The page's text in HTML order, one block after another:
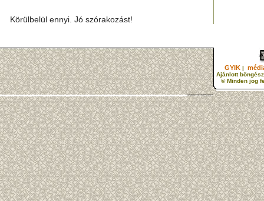
Körülbelül ennyi. Jó szórakozást!
GYIK |
Ajánlott
© Minden jog